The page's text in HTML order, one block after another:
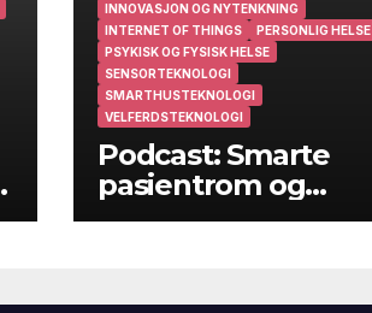
INNOVASJON OG NYTENKNING
INTERNET OF THINGS
PERSONLIG HELSE
PSYKISK OG FYSISK HELSE
SENSORTEKNOLOGI
SMARTHUSTEKNOLOGI
VELFERDSTEKNOLOGI
Podcast: Smarte
pasientrom og
smarte hjem